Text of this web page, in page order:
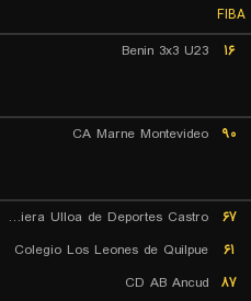
۱۶ Benin 3x3 U23
۹۰ CA Marne Montevideo
۶۷
Naviera Ulloa de Deportes Castro
۶۱
Colegio Los Leones de Quilpue
۸۷ CD AB Ancud